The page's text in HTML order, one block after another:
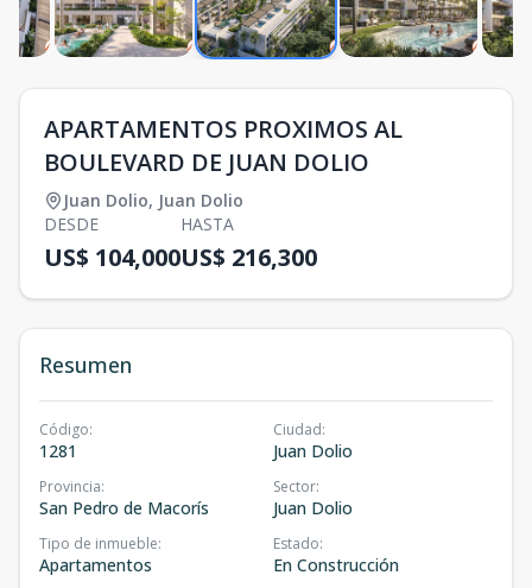
APARTAMENTOS PROXIMOS AL
BOULEVARD DE JUAN DOLIO
Juan Dolio, Juan Dolio
DESDE
US$ 104,000
HASTA
US$ 216,300
Resumen
Código:
1281
Ciudad:
Juan Dolio
Provincia:
San Pedro de Macorís
Sector:
Juan Dolio
Tipo de inmueble:
Apartamentos
Estado:
En Construcción